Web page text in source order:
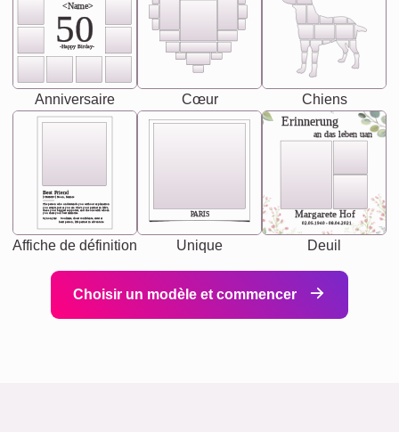
<Name>
50
-Happy Birday-
Anniversaire Cœur Chiens
Best Friend
[<NAME>] Noun, feminie
Synonyms: Soulmate, closet confidante, sister at
heart person, life partner in adventure.
The person who understands you without explanation
you accepts just as you are. She's your partner in life's,
chaos your biggest supporter, and the one with whom
you share your best memories.
Affiche de définition
PARIS
Unique
Erinnerung
an das leben uan
Margarete Hof
02.05.1940 - 08.04.2021
Deuil
Choisir un modèle et commencer